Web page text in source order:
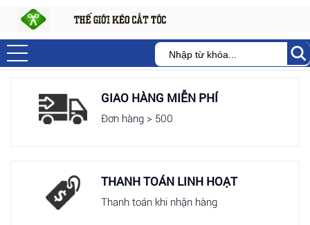
GIAO HÀNG MIỄN PHÍ
Đơn hàng > 500
THANH TOÁN LINH HOẠT
Thanh toán khi nhận hàng